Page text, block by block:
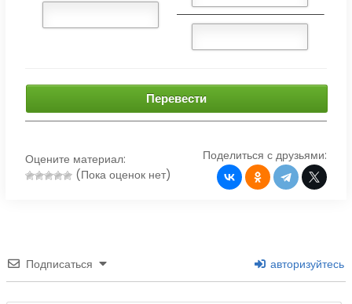
Перевести
Оцените материал:
(Пока оценок нет)
Поделиться с друзьями:
Подписаться авторизуйтесь